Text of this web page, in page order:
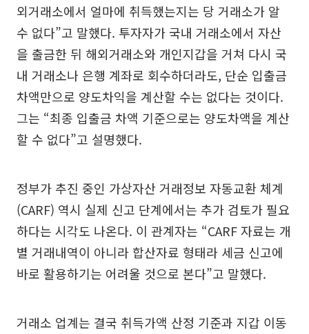
외거래소에서 얼마에 취득했는지는 당 거래소가 알
수 없다”고 말했다. 투자자가 국내 거래소에서 자산
을 출금한 뒤 해외거래소와 개인지갑을 거쳐 다시 국
내 거래소나 은행 계좌로 회수하더라도, 단순 입출금
차액만으로 양도차익을 계산할 수는 없다는 것이다.
그는 “최종 입출금 차액 기준으로는 양도차액을 계산
할 수 없다”고 설명했다.
정부가 추진 중인 가상자산 거래정보 자동교환 체계
(CARF) 역시 실제 신고 단계에서는 추가 검토가 필요
하다는 시각도 나온다. 이 관계자는 “CARF 자료는 개
별 거래내역이 아니라 합산자료 형태라 세금 신고에
바로 활용하기는 어려울 것으로 본다”고 말했다.
거래소 업계는 결국 취득가액 산정 기준과 지갑 이동